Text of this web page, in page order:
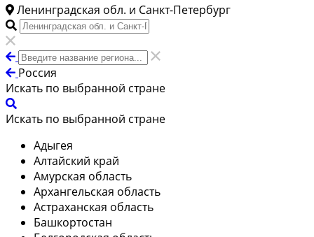
Ленинградская обл. и Санкт-Петербург
Россия
Искать по выбранной стране
Искать по выбранной стране
Адыгея
Алтайский край
Амурская область
Архангельская область
Астраханская область
Башкортостан